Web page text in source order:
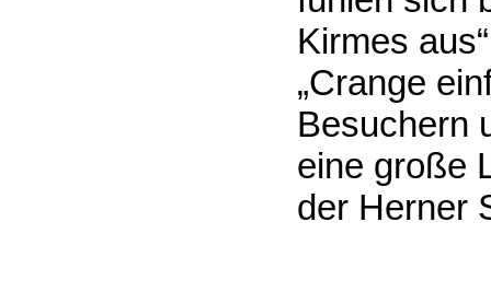
Kirmes
„Crange
Besuchern
eine große
der Herner